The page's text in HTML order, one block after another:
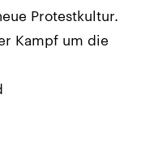
Protestkultur.
Kampf um die